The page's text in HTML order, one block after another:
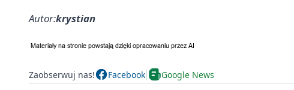
Autor:krystian
Zaobserwuj nas! Facebook Google News